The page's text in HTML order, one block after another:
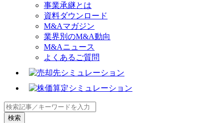
事業承継とは
資料ダウンロード
M&Aマガジン
業界別のM&A動向
M&Aニュース
よくあるご質問